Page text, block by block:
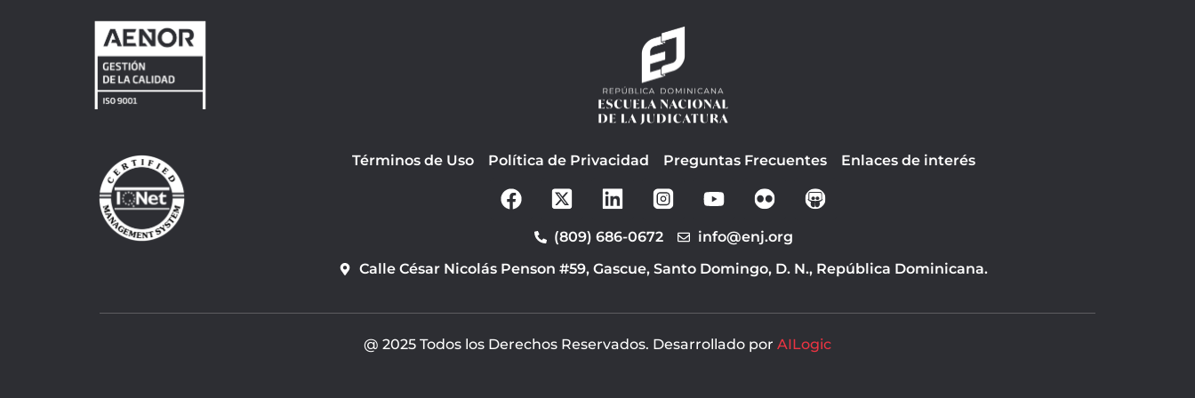
Términos de Uso Política de Privacidad Preguntas Frecuentes Enlaces de interés
F
a
b
o
o
u
t
u
e
(809) 686-0672
info@enj.org
Calle César Nicolás Penson #59, Gascue, Santo Domingo, D. N., República Dominicana.
@ 2025 Todos los Derechos Reservados. Desarrollado por AILogic